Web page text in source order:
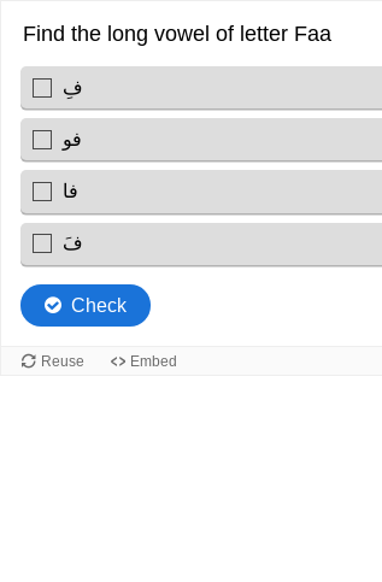
Find the long vowel of letter Faa
فِ
فو
فا
فَ
Check
Reuse Embed